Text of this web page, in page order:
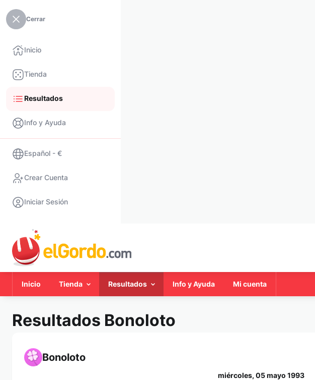
Cerrar
Inicio
Tienda
Resultados
Info y Ayuda
Español - €
Crear Cuenta
Iniciar Sesión
Inicio Tienda Resultados Info y Ayuda Mi cuenta
Resultados Bonoloto
Bonoloto
miércoles, 05 mayo 1993